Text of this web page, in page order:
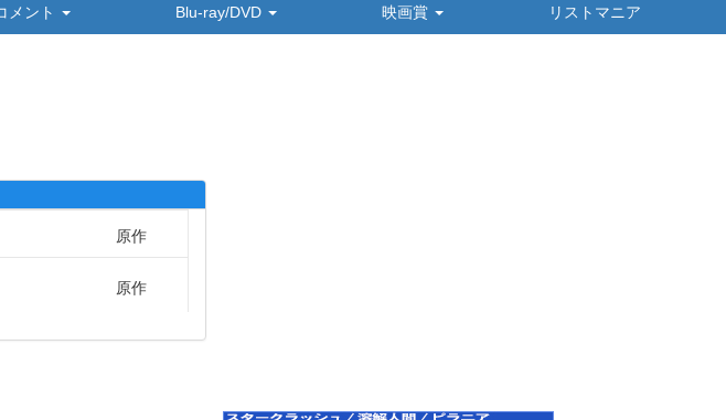
メント Blu-ray/DVD 映画賞 リストマニア
原作
原作